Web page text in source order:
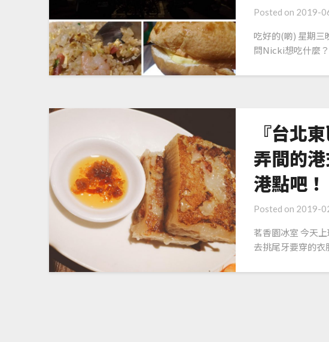
Posted on 2019-
吃好的(啲) 星期三
問Nicki想吃什麼
『台北
弄間的
港點吧！
Posted on 2019-
茗香園冰室 今天
去挑尾牙要穿的